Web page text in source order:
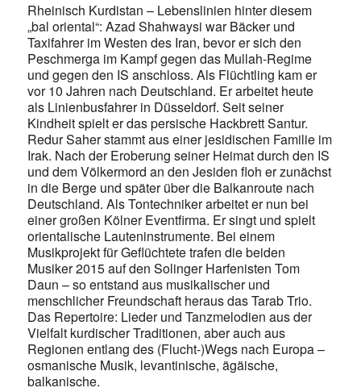
Rheinisch Kurdistan – Lebenslinien hinter diesem
„bal oriental“: Azad Shahwaysi war Bäcker und
Taxifahrer im Westen des Iran, bevor er sich den
Peschmerga im Kampf gegen das Mullah-Regime
und gegen den IS anschloss. Als Flüchtling kam er
vor 10 Jahren nach Deutschland. Er arbeitet heute
als Linienbusfahrer in Düsseldorf. Seit seiner
Kindheit spielt er das persische Hackbrett Santur.
Redur Saher stammt aus einer jesidischen Familie im
Irak. Nach der Eroberung seiner Heimat durch den IS
und dem Völkermord an den Jesiden floh er zunächst
in die Berge und später über die Balkanroute nach
Deutschland. Als Tontechniker arbeitet er nun bei
einer großen Kölner Eventfirma. Er singt und spielt
orientalische Lauteninstrumente. Bei einem
Musikprojekt für Geflüchtete trafen die beiden
Musiker 2015 auf den Solinger Harfenisten Tom
Daun – so entstand aus musikalischer und
menschlicher Freundschaft heraus das Tarab Trio.
Das Repertoire: Lieder und Tanzmelodien aus der
Vielfalt kurdischer Traditionen, aber auch aus
Regionen entlang des (Flucht-)Wegs nach Europa –
osmanische Musik, levantinische, ägäische,
balkanische.